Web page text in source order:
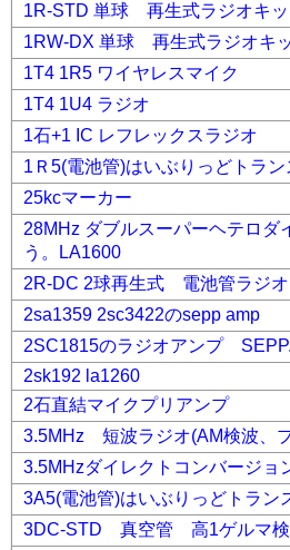
1R-STD 単球 再生式ラジオキッ
1RW-DX 単球 再生式ラジオキ
1T4 1R5 ワイヤレスマイク
1T4 1U4 ラジオ
1石+1 IC レフレックスラジオ
1Ｒ5(電池管)はいぶりっどトラ
25kcマーカー
28MHz ダブルスーパーヘテロダ
う。LA1600
2R-DC 2球再生式 電池管ラジ
2sa1359 2sc3422のsepp amp
2SC1815のラジオアンプ SEPP.
2sk192 la1260
2石直結マイクプリアンプ
3.5MHz 短波ラジオ(AM検波、
3.5MHzダイレクトコンバージョ
3A5(電池管)はいぶりっどトラン
3DC-STD 真空管 高1ゲルマ